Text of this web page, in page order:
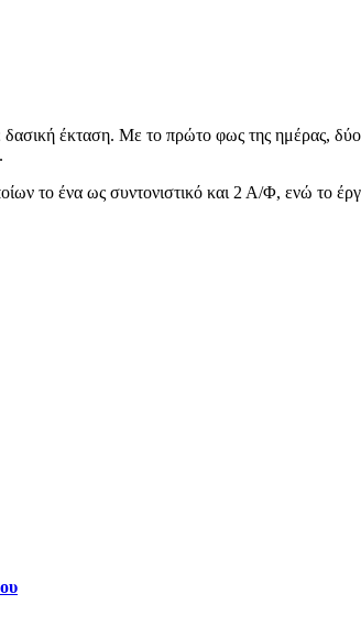
δασική έκταση. Με το πρώτο φως της ημέρας,
το ένα ως συντονιστικό και 2 Α/Φ, ενώ το